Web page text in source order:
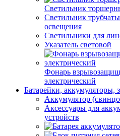
Светильник
Светильник
освещения
Светильники для
Указатель световой
Фонарь
электрический
Батарейки, аккумуляторы,
Аккумулятор
Аксессуары для
устройств